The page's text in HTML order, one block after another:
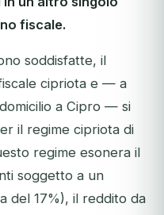
fiscale.
soddisfatte, il
cipriota e — a
a Cipro — si
il regime cipriota di
regime esonera il
soggetto a un
del 17%), il reddito da